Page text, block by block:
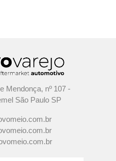
Mendonça, nº 107 -
São Paulo SP